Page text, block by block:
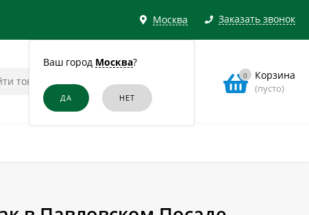
Москва
Ваш город Москва?
Заказать звонок
0 Корзина
(пусто)